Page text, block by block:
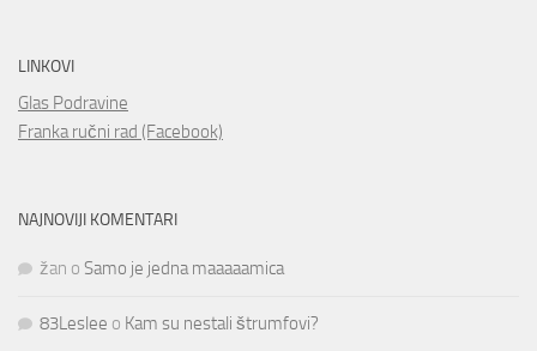
LINKOVI
Glas Podravine
Franka ručni rad (Facebook)
NAJNOVIJI KOMENTARI
žan o Samo je jedna maaaaamica
83Leslee o Kam su nestali štrumfovi?